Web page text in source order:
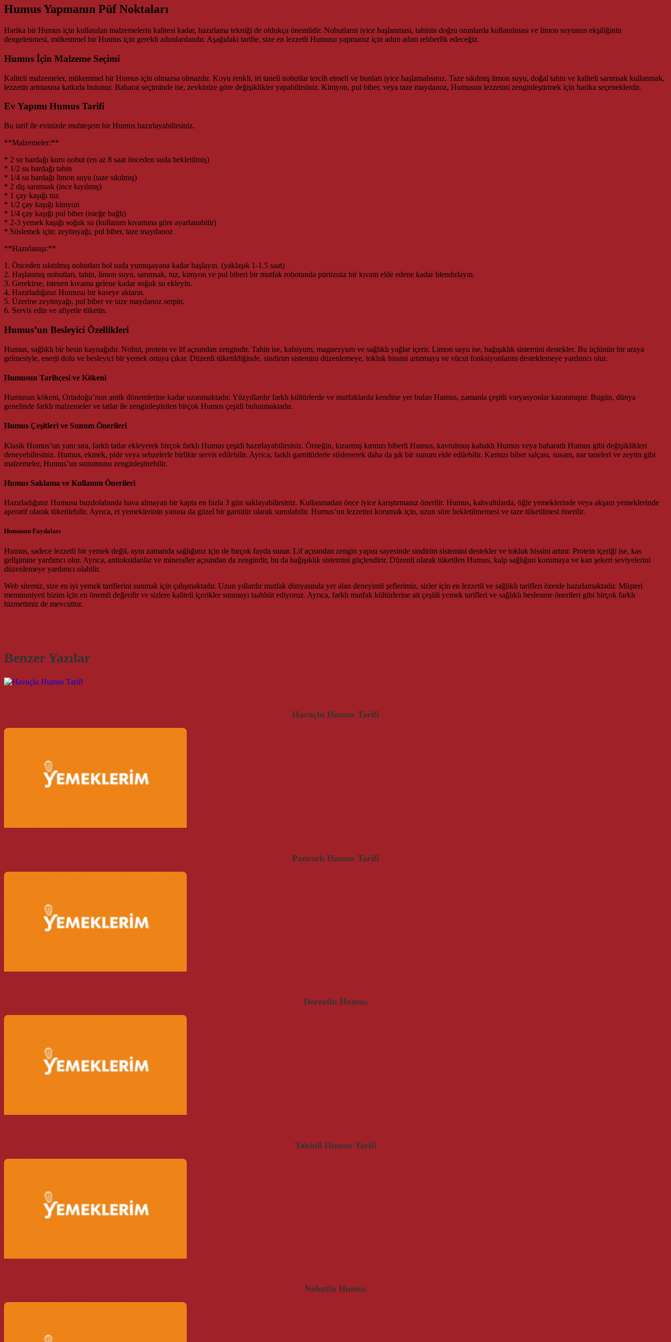
Humus Yapmanın Püf Noktaları
Harika bir Humus için kullanılan malzemelerin kalitesi kadar, hazırlama tekniği de oldukça önemlidir. Nohutların iyice haşlanması, tahinin doğru oranlarda kullanılması ve limon suyunun ekşiliğinin
dengelenmesi, mükemmel bir Humus için gerekli adımlardandır. Aşağıdaki tarifte, size en lezzetli Humusu yapmanız için adım adım rehberlik edeceğiz.
Humus İçin Malzeme Seçimi
Kaliteli malzemeler, mükemmel bir Humus için olmazsa olmazdır. Koyu renkli, iri taneli nohutlar tercih etmeli ve bunları iyice haşlamalısınız. Taze sıkılmış limon suyu, doğal tahin ve kaliteli sarımsak kullanmak,
lezzetin artmasına katkıda bulunur. Baharat seçiminde ise, zevkinize göre değişiklikler yapabilirsiniz. Kimyon, pul biber, veya taze maydanoz, Humusun lezzetini zenginleştirmek için harika seçeneklerdir.
Ev Yapımı Humus Tarifi
Bu tarif ile evinizde muhteşem bir Humus hazırlayabilirsiniz.
**Malzemeler:**
* 2 su bardağı kuru nohut (en az 8 saat önceden suda bekletilmiş)
* 1/2 su bardağı tahin
* 1/4 su bardağı limon suyu (taze sıkılmış)
* 2 diş sarımsak (ince kıyılmış)
* 1 çay kaşığı tuz
* 1/2 çay kaşığı kimyon
* 1/4 çay kaşığı pul biber (isteğe bağlı)
* 2-3 yemek kaşığı soğuk su (kullanım kıvamına göre ayarlanabilir)
* Süslemek için: zeytinyağı, pul biber, taze maydanoz
**Hazırlanışı:**
1. Önceden ıslatılmış nohutları bol suda yumuşayana kadar haşlayın. (yaklaşık 1-1.5 saat)
2. Haşlanmış nohutları, tahin, limon suyu, sarımsak, tuz, kimyon ve pul biberi bir mutfak robotunda pürüzsüz bir kıvam elde edene kadar blendırlayın.
3. Gerekirse, istenen kıvama gelene kadar soğuk su ekleyin.
4. Hazırladığınız Humusu bir kaseye aktarın.
5. Üzerine zeytinyağı, pul biber ve taze maydanoz serpin.
6. Servis edin ve afiyetle tüketin.
Humus’un Besleyici Özellikleri
Humus, sağlıklı bir besin kaynağıdır. Nohut, protein ve lif açısından zengindir. Tahin ise, kalsiyum, magnezyum ve sağlıklı yağlar içerir. Limon suyu ise, bağışıklık sistemini destekler. Bu üçlünün bir araya
gelmesiyle, enerji dolu ve besleyici bir yemek ortaya çıkar. Düzenli tüketildiğinde, sindirim sistemini düzenlemeye, tokluk hissini artırmaya ve vücut fonksiyonlarını desteklemeye yardımcı olur.
Humusun Tarihçesi ve Kökeni
Humusun kökeni, Ortadoğu’nun antik dönemlerine kadar uzanmaktadır. Yüzyıllardır farklı kültürlerde ve mutfaklarda kendine yer bulan Humus, zamanla çeşitli varyasyonlar kazanmıştır. Bugün, dünya
genelinde farklı malzemeler ve tatlar ile zenginleştirilen birçok Humus çeşidi bulunmaktadır.
Humus Çeşitleri ve Sunum Önerileri
Klasik Humus’un yanı sıra, farklı tatlar ekleyerek birçok farklı Humus çeşidi hazırlayabilirsiniz. Örneğin, kızarmış kırmızı biberli Humus, kavrulmuş kabaklı Humus veya baharatlı Humus gibi değişiklikleri
deneyebilirsiniz. Humus, ekmek, pide veya sebzelerle birlikte servis edilebilir. Ayrıca, farklı garnitürlerle süslenerek daha da şık bir sunum elde edilebilir. Kırmızı biber salçası, susam, nar taneleri ve zeytin gibi
malzemeler, Humus’un sunumunu zenginleştirebilir.
Humus Saklama ve Kullanım Önerileri
Hazırladığınız Humusu buzdolabında hava almayan bir kapta en fazla 3 gün saklayabilirsiniz. Kullanmadan önce iyice karıştırmanız önerilir. Humus, kahvaltılarda, öğle yemeklerinde veya akşam yemeklerinde
aperatif olarak tüketilebilir. Ayrıca, et yemeklerinin yanına da güzel bir garnitür olarak sunulabilir. Humus’un lezzetini korumak için, uzun süre bekletilmemesi ve taze tüketilmesi önerilir.
Humusun Faydaları
Humus, sadece lezzetli bir yemek değil, aynı zamanda sağlığınız için de birçok fayda sunar. Lif açısından zengin yapısı sayesinde sindirim sistemini destekler ve tokluk hissini artırır. Protein içeriği ise, kas
gelişimine yardımcı olur. Ayrıca, antioksidanlar ve mineraller açısından da zengindir, bu da bağışıklık sistemini güçlendirir. Düzenli olarak tüketilen Humus, kalp sağlığını korumaya ve kan şekeri seviyelerini
düzenlemeye yardımcı olabilir.
Web sitemiz, size en iyi yemek tariflerini sunmak için çalışmaktadır. Uzun yıllardır mutfak dünyasında yer alan deneyimli şeflerimiz, sizler için en lezzetli ve sağlıklı tarifleri özenle hazırlamaktadır. Müşteri
memnuniyeti bizim için en önemli değerdir ve sizlere kaliteli içerikler sunmayı taahhüt ediyoruz. Ayrıca, farklı mutfak kültürlerine ait çeşitli yemek tarifleri ve sağlıklı beslenme önerileri gibi birçok farklı
hizmetimiz de mevcuttur.
Benzer Yazılar
Havuçlu Humus Tarifi
Pancarlı Humus Tarifi
Dereotlu Humus
Tahinli Humus Tarifi
Nohutlu Humus